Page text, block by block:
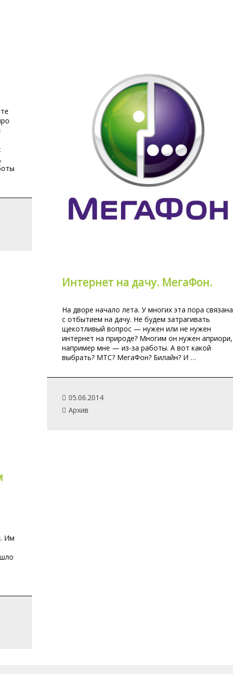
Интернет на дачу. МегаФон.
На дворе начало лета. У многих эта пора связана
с отбытием на дачу. Не будем затрагивать
щекотливый вопрос — нужен или не нужен
интернет на природе? Многим он нужен априори,
например мне — из-за работы. А вот какой
выбрать? МТС? МегаФон? Билайн? И …
05.06.2014
Архив
Им